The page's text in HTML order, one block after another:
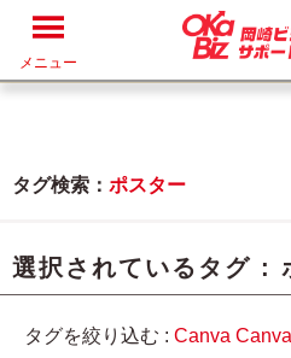
メニュー
タグ検索： ポスター
選択されているタグ :
タグを絞り込む : Canva